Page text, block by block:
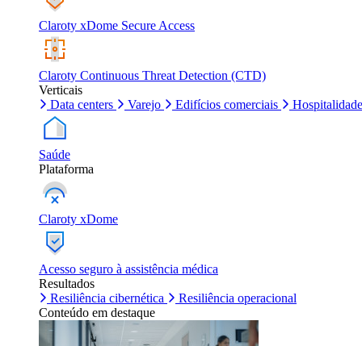
Claroty xDome Secure Access
Claroty Continuous Threat Detection (CTD)
Verticais
Data centers
Varejo Edifícios comerciais Hospitalidade
Saúde
Plataforma
Claroty xDome
Acesso seguro à assistência médica
Resultados
Resiliência cibernética
Resiliência operacional
Conteúdo em destaque